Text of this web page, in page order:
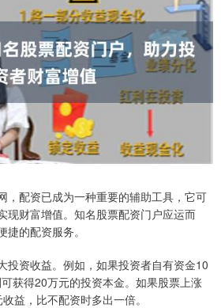
，配资已成为一种重要的辅助工具，它可
现财富增值。知名股票配资门户应运而
的配资服务。
投资收益。例如，如果投资者自有资金10
获得20万元的投资本金。如果股票上涨
益，比不配资时多出一倍。